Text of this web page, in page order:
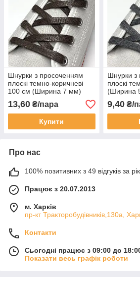
Шнурки з просоченням
плоскі темно-коричневі
100 см (Ширина 7 мм)
13,60 ₴/пара
Купити
Шнурки з
плоскі
(Ширина
9,40₴/
Про нас
100% позитивних з 49 відгуків за рік
Працює з 20.07.2013
м. Харків
пр-кт Тракторобудівників,130а,
Контакти
Сьогодні працює з 09:00 до
Показати весь графік роботи